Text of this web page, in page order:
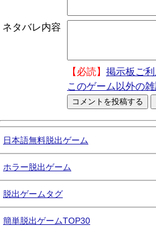
ネタバレ内容
【必読】 掲示板ご
このゲーム以外の
日本語無料脱出ゲーム
ホラー脱出ゲーム
脱出ゲームタグ
簡単脱出ゲームTOP30